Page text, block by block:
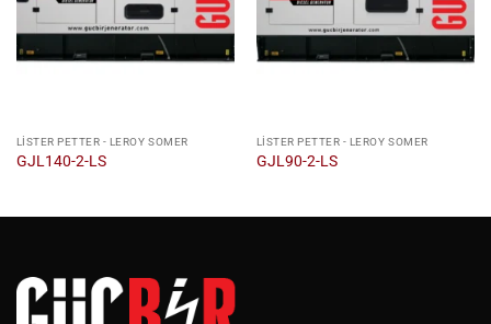
LISTER PETTER - LEROY SOMER
GJL140-2-LS
LISTER PETTER - LEROY SOMER
GJL90-2-LS